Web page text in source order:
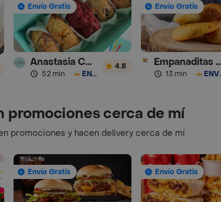
Envío Gratis
Anastasia Cookies
52 min · ENVÍO GRATIS
4.8
Envío Gratis
Empanaditas de
13 min ·
promociones cerca de mí
promociones y hacen delivery cerca de mí
Envío Gratis Envío Gratis